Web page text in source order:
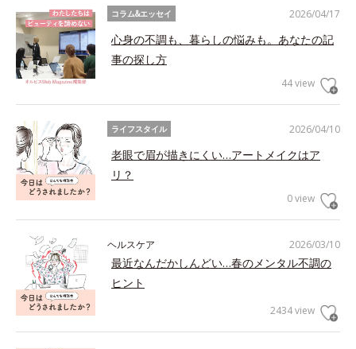
2026/04/17
コラム&エッセイ
心身の不調も、暮らしの悩みも。あなたの記
事の探し方
44 view
2026/04/10
ライフスタイル
老眼で眉が描きにくい…アートメイクはア
リ？
0 view
2026/03/10
ヘルスケア
最近なんだかしんどい…春のメンタル不調の
ヒント
2434 view